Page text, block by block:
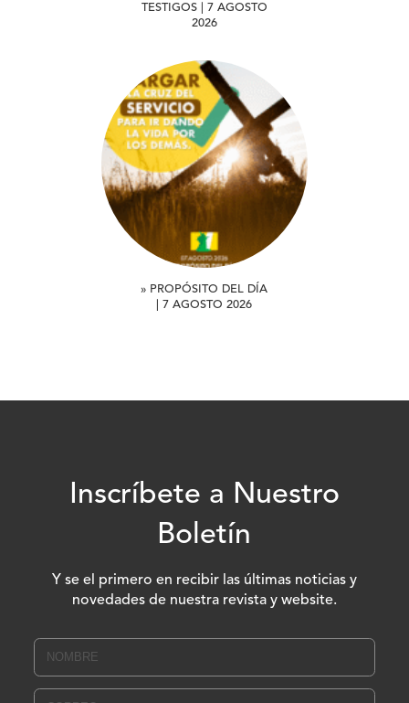
TESTIGOS | 7 AGOSTO
2026
» PROPÓSITO DEL DÍA
| 7 AGOSTO 2026
Inscríbete a Nuestro
Boletín
Y se el primero en recibir las últimas noticias y
novedades de nuestra revista y website.